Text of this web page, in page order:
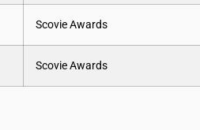
Scovie Awards
Scovie Awards